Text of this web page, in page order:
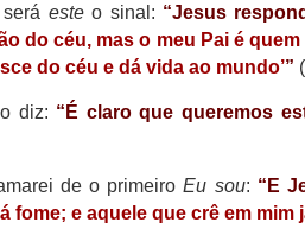
esteo sinal: “Jesus
do céu, mas o meu Pai é
do céu e dá vida ao mundo’”
diz: “É claro que queremos
de o primeiroEu sou: “E
fome; e aquele que crê em mim